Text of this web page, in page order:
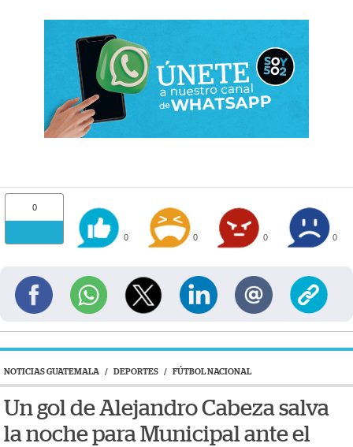
0
0 0 0 0
NOTICIAS GUATEMALA / DEPORTES / FÚTBOL NACIONAL
Un gol de Alejandro Cabeza salva
la noche para Municipal ante el